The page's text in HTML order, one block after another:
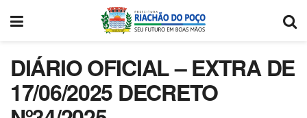
DIÁRIO OFICIAL – EXTRA DE
17/06/2025 DECRETO